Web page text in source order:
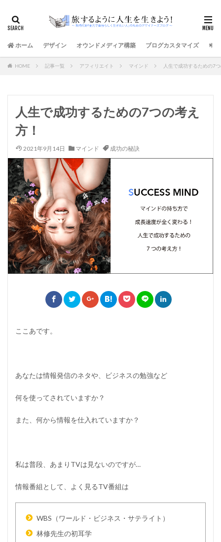
ホーム デザイン オウンドメディア構築 ブログカスタマイズ サ
HOME 記事一覧 アフィリエイト マインド 人生で成功するための7
人生で成功するための7つの考え
方！
2021年9月14日 マインド 成功の秘訣
ここあです。
あなたは情報発信のネタや、ビジネスの勉強など
何を使ってされていますか？
また、何から情報を仕入れていますか？
私は普段、あまりTVは見ないのですが…
情報番組として、よく見るTV番組は
WBS （ワールド・ビジネス・サテライト）
林修先生の初耳学